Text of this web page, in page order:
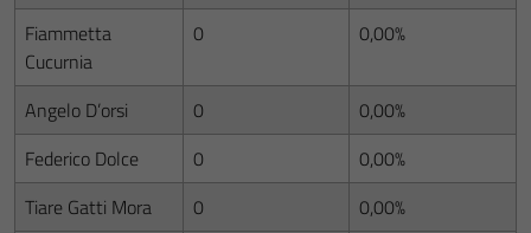
Fiammetta
Cucurnia
0 0,00%
Angelo D’orsi 0
0,00%
Federico Dolce
0
0,00%
Tiare Gatti Mora
0
0,00%